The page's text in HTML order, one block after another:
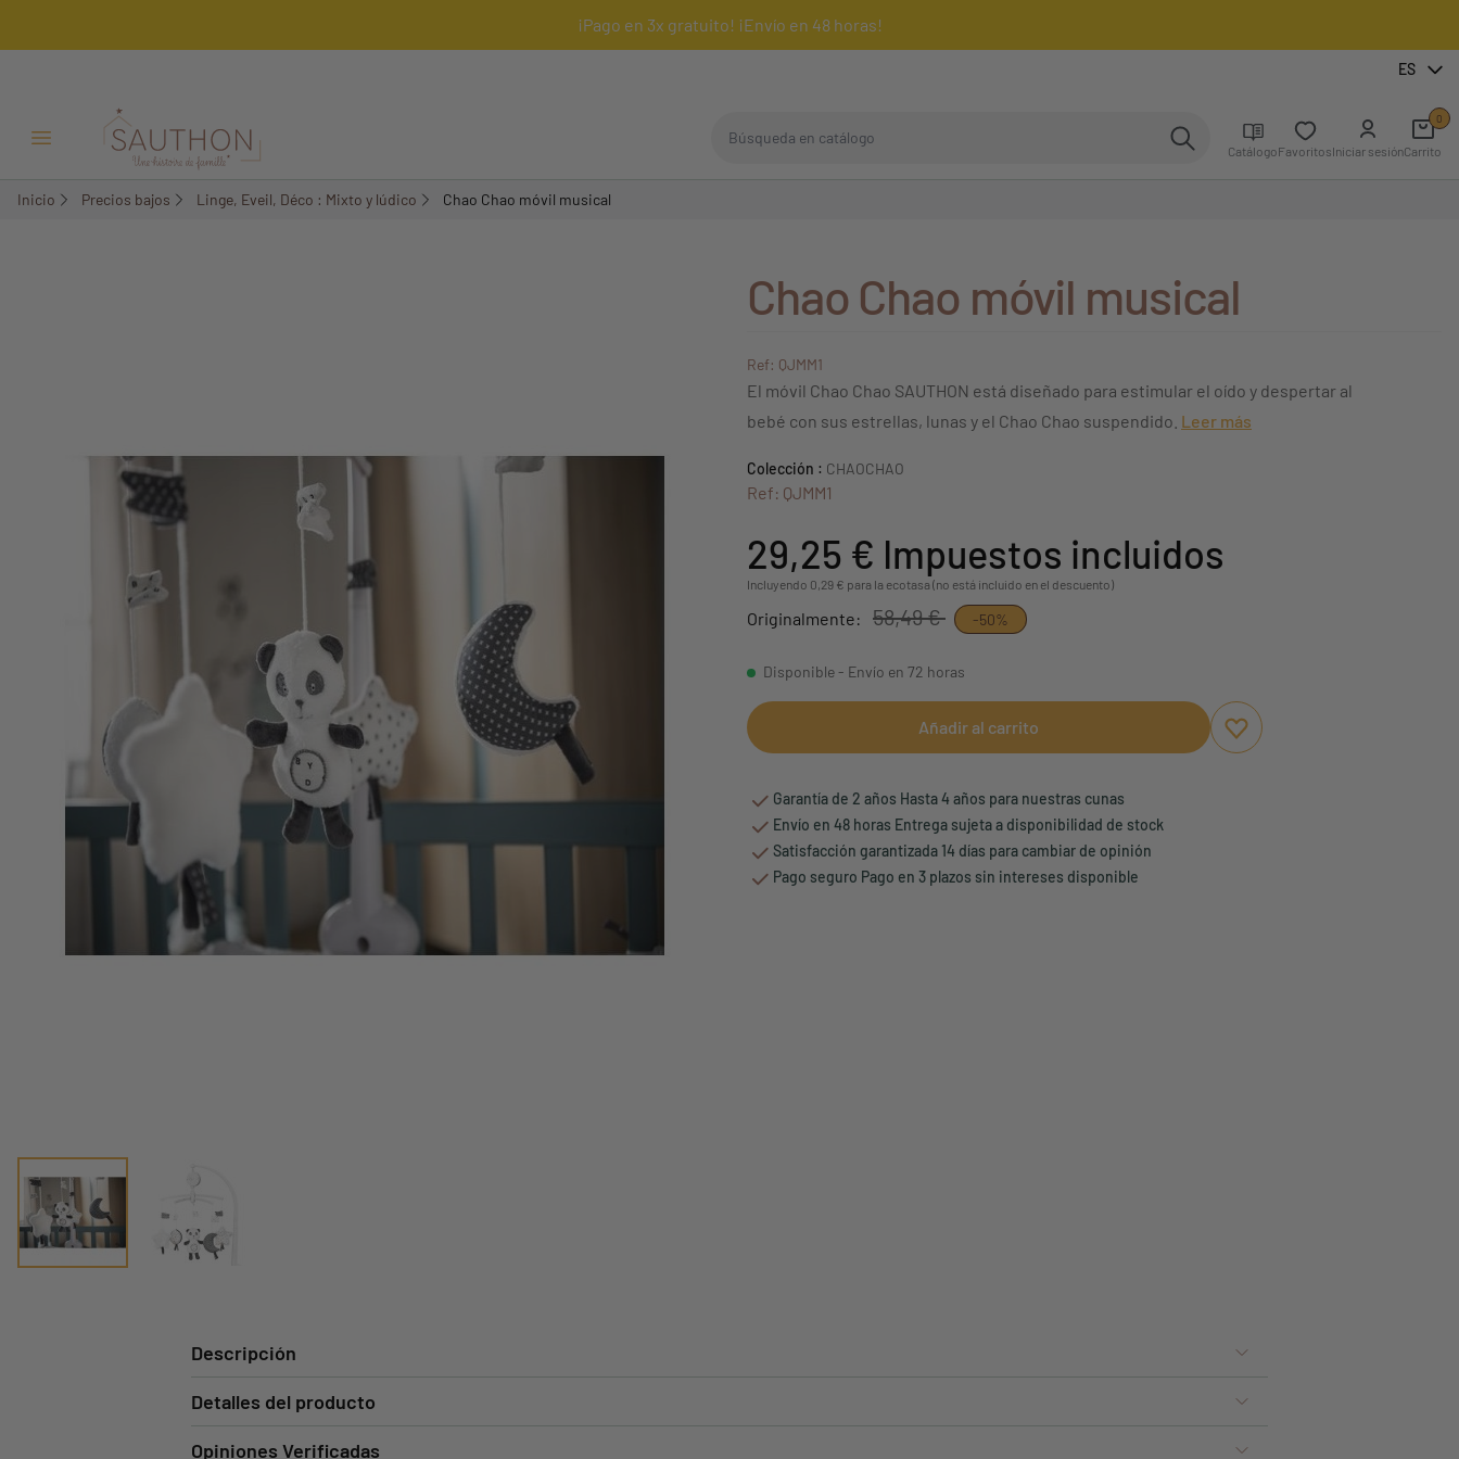
¡Pago en 3x gratuito! ¡Envío en 48 horas!
ES
Menú Abrir/Cerrar CatálogoFavoritosIniciar sesiónCarrito
0
Inicio Precios bajos Linge, Eveil, Déco : Mixto y lúdico Chao Chao móvil musical
Chao Chao móvil musical
Ref: QJMM1
El móvil Chao Chao SAUTHON está diseñado para estimular el oído y despertar al
bebé con sus estrellas, lunas y el Chao Chao suspendido. Leer más
Colección : CHAOCHAO
Ref: QJMM1
29,25 € Impuestos incluidos
Incluyendo 0,29 € para la ecotasa (no está incluido en el descuento)
Originalmente: 58,49 € -50%
Disponible - Envío en 72 horas
Añadir al carrito
Aggiungi ai preferiti
borrar favoritos
Garantía de 2 años Hasta 4 años para nuestras cunas
Envío en 48 horas Entrega sujeta a disponibilidad de stock
Satisfacción garantizada 14 días para cambiar de opinión
Pago seguro Pago en 3 plazos sin intereses disponible
Descripción
Detalles del producto
Opiniones Verificadas